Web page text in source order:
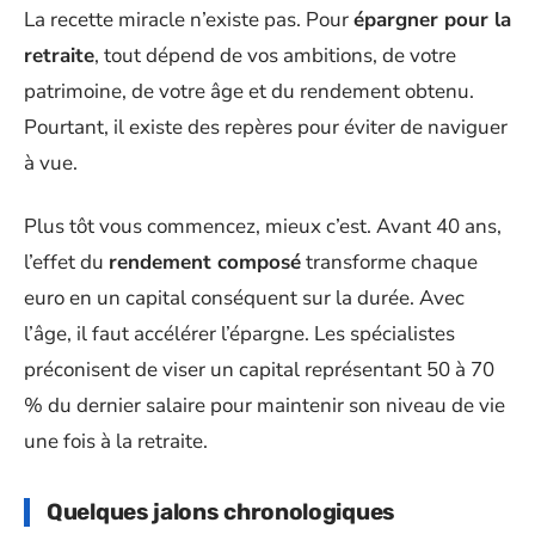
La recette miracle n’existe pas. Pourépargner pour la
retraite, tout dépend de vos ambitions, de votre
patrimoine, de votre âge et du rendement obtenu.
Pourtant, il existe des repères pour éviter de naviguer
à vue.
Plus tôt vous commencez, mieux c’est. Avant 40 ans,
l’effet du rendement composétransforme chaque
euro en un capital conséquent sur la durée. Avec
l’âge, il faut accélérer l’épargne. Les spécialistes
préconisent de viser un capital représentant 50 à 70
% du dernier salaire pour maintenir son niveau de vie
une fois à la retraite.
Quelques jalons chronologiques